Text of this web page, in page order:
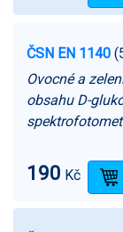
ČSN EN 1140
Ovocné a
obsahu D-
190 Kč